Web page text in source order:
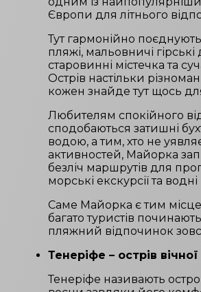
Європи для літнього
Тут гармонійно
пляжі, мальовничі
старовинні містечка та
Острів настільки
кожен знайде тут щось
Любителям спокійного
сподобаються затишні
водою, а тим, хто не
активностей, Майорка
безліч маршрутів для
морські екскурсії та
Саме Майорка є тим
багато туристів
пляжний відпочинок
Тенеріфе – острів
Тенеріфе називають